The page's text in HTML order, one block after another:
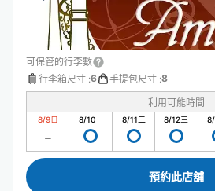
可保管的行李數
行李箱尺寸 :6 手提包尺寸 :8
利用可能時間
8/9日 8/10一 8/11二 8/12三
預約此店舖